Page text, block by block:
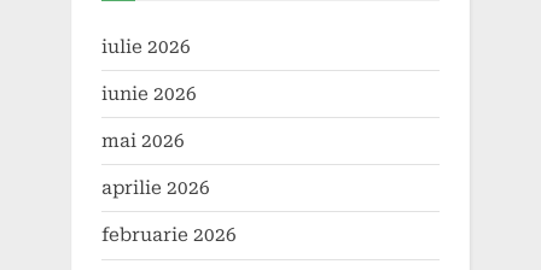
iulie 2026
iunie 2026
mai 2026
aprilie 2026
februarie 2026